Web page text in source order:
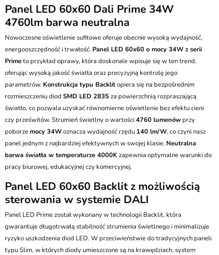
(od 1000 zł dla gabarytów, nie dotyczy produktów 3m)
Pobranie:
Poczta Polska Kurier 48H - 16 zł
Kurier GLS - 20 zł
Przesyłka Gabarytowa - 35 zł
Batalionów Chłopskich 12, 94-058 Łódź
506 336 320
kontakt@ledstyl.pl
Panel LED 60x60 Dali Prime 34W
4760lm barwa neutralna
Nowoczesne oświetlenie sufitowe oferuje obecnie wysoką wydajność,
energooszczędność i trwałość. Panel LED 60x60 o mocy 34W z serii
Primeto przykład oprawy, która doskonale wpisuje się w ten trend,
oferując wysoką jakość światła oraz precyzyjną kontrolę jego
parametrów. Konstrukcja typu Backlitopiera się na bezpośrednim
rozmieszczeniu diod SMD LED 2835za powierzchnią rozpraszającą
światło, co pozwala uzyskać równomierne oświetlenie bez efektu cieni
czy prześwitów. Strumień świetlny o wartości4760 lumenów przy
poborzemocy 34Woznacza wydajność rzędu 140 lm/W, co czyni nasz
panel jednym z najbardziej efektywnych w swojej klasie. Neutralna
barwa światła w temperaturze 4000K zapewnia optymalne warunki do
pracy biurowej, edukacyjnej czy komercyjnej.
Panel LED 60x60 Backlit z możliwością
sterowania w systemie DALI
Panel LED Prime został wykonany w technologii Backlit, która
gwarantuje długotrwałą stabilność strumienia świetlnego i minimalizuje
ryzyko uszkodzenia diod LED. W przeciwieństwie do tradycyjnych paneli
typu Slim, w których diody umieszczone są na krawędziach, system